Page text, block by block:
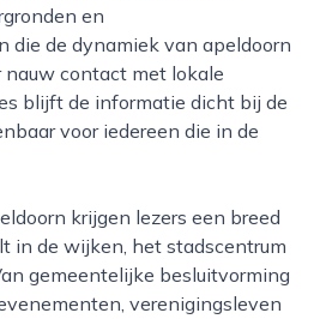
en
die de dynamiek van apeldoorn
nauw contact met lokale
blijft de informatie dicht bij de
voor iedereen die in de
in de wijken, het stadscentrum
gemeentelijke besluitvorming
verenigingsleven